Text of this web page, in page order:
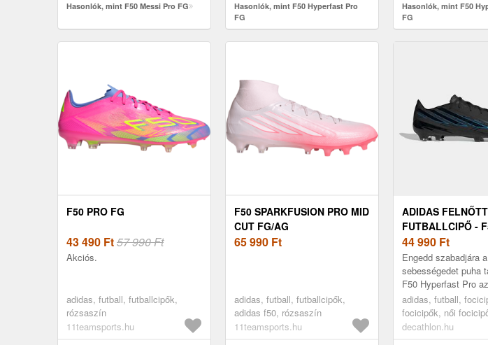
Hasonlók, mint F50 Messi Pro FG
Hasonlók, mint F50 Hyperfast Pro
FG
Hasonlók, mint F50
FG
F50 PRO FG
43 490 Ft57 990 Ft
Akciós.
adidas, futball, futballcipők,
rózsaszín
11teamsports.hu
F50 SPARKFUSION PRO MID
CUT FG/AG
65 990 Ft
adidas, futball, futballcipők,
adidas f50, rózsaszín
11teamsports.hu
ADIDAS FELNŐTT
FUTBALLCIPŐ -
FG
44 990 Ft
Engedd szabadjára a
sebességedet puha
F50 Hyperfast Pro
Haloskin+ és
technológia révén
gyorsaságot ...
adidas, futball,
focicipők, női
decathlon.hu